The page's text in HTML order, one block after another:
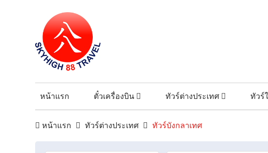
หน้าแรก ตั๋วเครื่องบิน ทัวร์ต่างประเทศ ทัวร์
หน้าแรก ทัวร์ต่างประเทศ ทัวร์บังกลาเทศ